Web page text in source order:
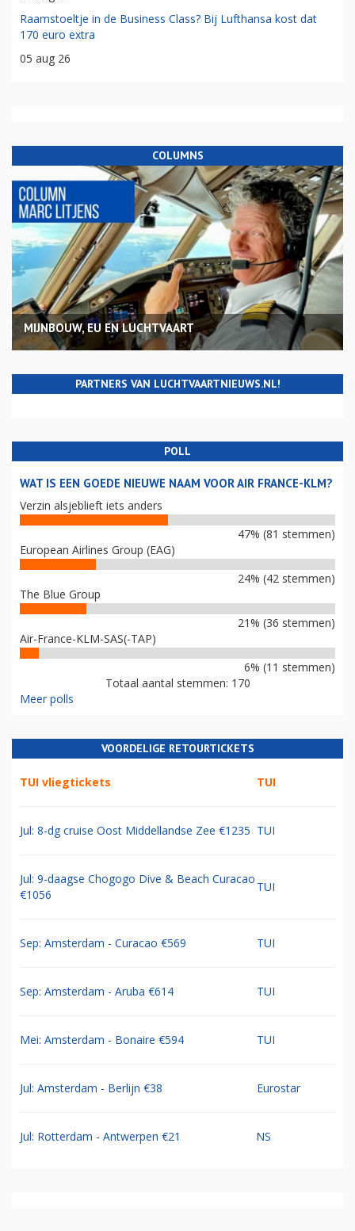
Raamstoeltje in de Business Class? Bij Lufthansa kost dat
170 euro extra
05 aug 26
COLUMNS
MIJNBOUW, EU EN LUCHTVAART
PARTNERS VAN LUCHTVAARTNIEUWS.NL!
POLL
WAT IS EEN GOEDE NIEUWE NAAM VOOR AIR FRANCE-KLM?
Verzin alsjeblieft iets anders
47% (81 stemmen)
European Airlines Group (EAG)
24% (42 stemmen)
The Blue Group
21% (36 stemmen)
Air-France-KLM-SAS(-TAP)
6% (11 stemmen)
Totaal aantal stemmen: 170
Meer polls
VOORDELIGE RETOURTICKETS
TUI vliegtickets TUI
Jul: 8-dg cruise Oost Middellandse Zee €1235 TUI
Jul: 9-daagse Chogogo Dive & Beach Curacao
€1056
TUI
Sep: Amsterdam - Curacao €569 TUI
Sep: Amsterdam - Aruba €614 TUI
Mei: Amsterdam - Bonaire €594 TUI
Jul: Amsterdam - Berlijn €38 Eurostar
Jul: Rotterdam - Antwerpen €21 NS